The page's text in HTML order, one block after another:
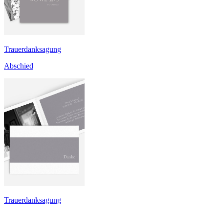
Trauerdanksagung
Abschied
Trauerdanksagung